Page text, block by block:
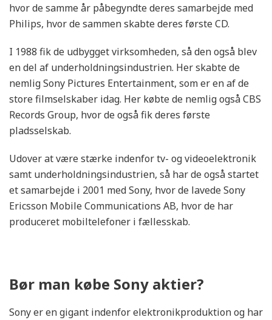
hvor de samme år påbegyndte deres samarbejde med
Philips, hvor de sammen skabte deres første CD.
I 1988 fik de udbygget virksomheden, så den også blev
en del af underholdningsindustrien. Her skabte de
nemlig Sony Pictures Entertainment, som er en af de
store filmselskaber idag. Her købte de nemlig også CBS
Records Group, hvor de også fik deres første
pladsselskab.
Udover at være stærke indenfor tv- og videoelektronik
samt underholdningsindustrien, så har de også startet
et samarbejde i 2001 med Sony, hvor de lavede Sony
Ericsson Mobile Communications AB, hvor de har
produceret mobiltelefoner i fællesskab.
Bør man købe Sony aktier?
Sony er en gigant indenfor elektronikproduktion og har